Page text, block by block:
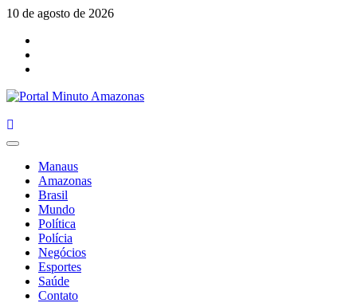
Skip
content
10 de agosto de 2026
Primary
Manaus
Amazonas
Brasil
Mundo
Política
Polícia
Negócios
Esportes
Saúde
Contato